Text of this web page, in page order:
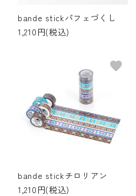
bande stickパフェづくし
1,210円(税込)
bande stickチロリアン
1,210円(税込)
favorite